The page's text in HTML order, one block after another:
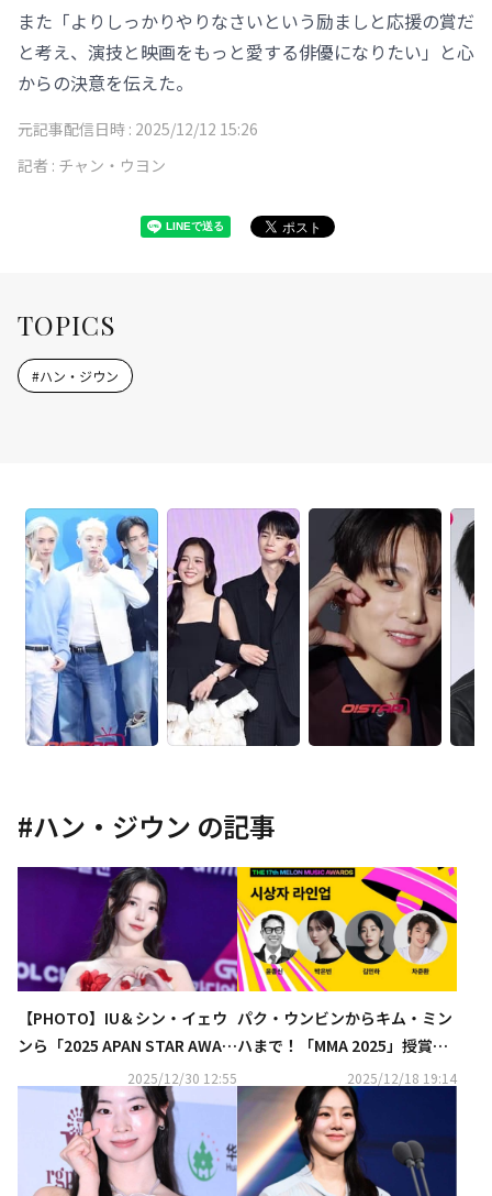
また「よりしっかりやりなさいという励ましと応援の賞だ
と考え、演技と映画をもっと愛する俳優になりたい」と心
からの決意を伝えた。
元記事配信日時 : 2025/12/12 15:26
記者 : チャン・ウヨン
TOPICS
#ハン・ジウン
#ハン・ジウン の記事
【PHOTO】IU＆シン・イェウ
ンら「2025 APAN STAR AWAR
2025/12/30 12:55
パク・ウンビンからキム・ミン
ハまで！「MMA 2025」授賞式
ラインナップを公開2025/12/18 19:14